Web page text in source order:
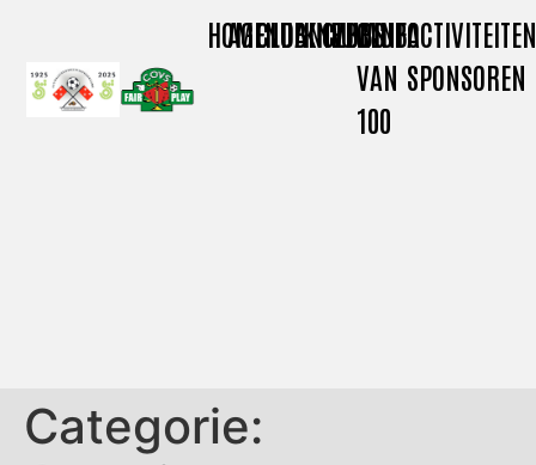
HOME
AGENDA
CLUBNIEUWS
KNVB
CLUBINFO
CLUB
VAN
100
ACTIVITEITEN
SPONSOREN
Categorie: